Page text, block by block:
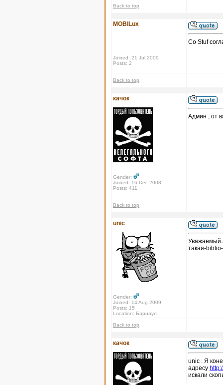
Back to top
MOBILux
Joined: 21 Jul 2009
Posts: 2
Со Stuf
Back to top
качок
Gender:
Joined: 16 Dec 2008
Posts: 411
Админ , от
Back to top
unic
Gender:
Joined: 14 Aug 2009
Posts: 15
Location: Барнаул
Уважаемый
такая-
Back to top
качок
unic . Я
адресу
искали